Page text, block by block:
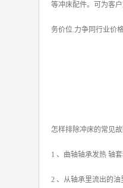
等冲床配件。可为客
务价位.力争同行业价
怎样排除冲床的常见
1 、曲轴轴承发热 轴
2 、从轴承里流出的